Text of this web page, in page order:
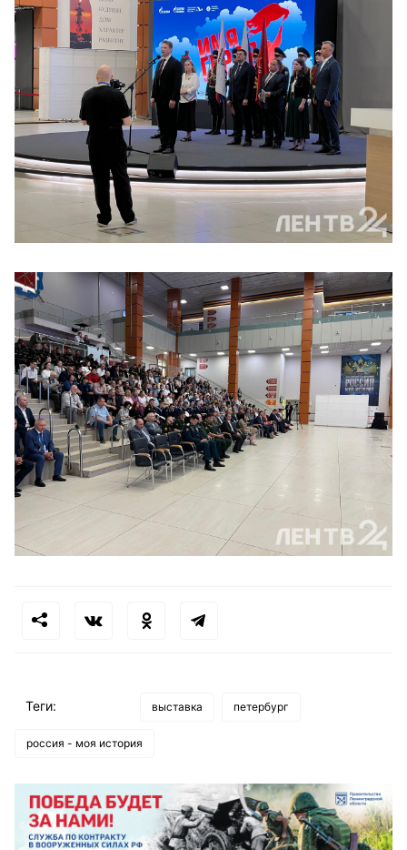
Теги: выставка петербург
россия - моя история